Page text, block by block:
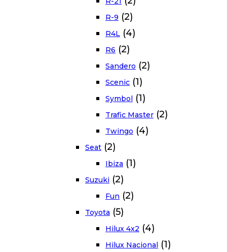
R-9 (2)
R4L (4)
R6 (2)
Sandero (2)
Scenic (1)
Symbol (1)
Trafic Master (2)
Twingo (4)
Seat (2)
Ibiza (1)
Suzuki (2)
Fun (2)
Toyota (5)
Hilux 4x2 (4)
Hilux Nacional (1)